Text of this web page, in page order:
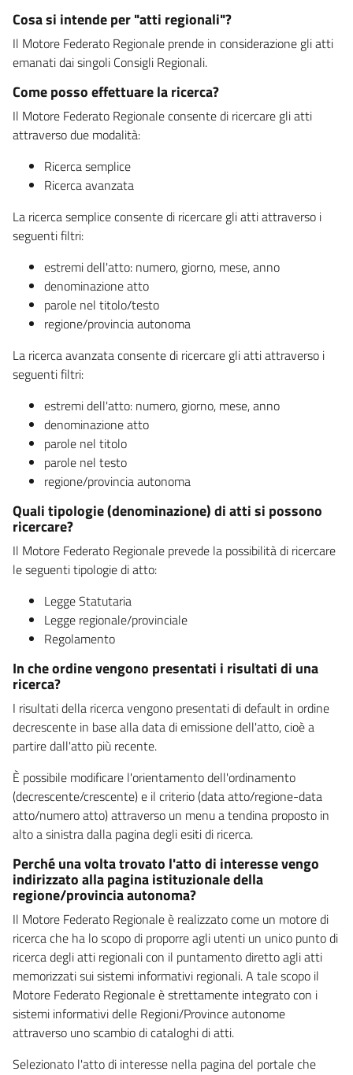
Cosa si intende per "atti regionali"?
Il Motore Federato Regionale prende in considerazione gli atti
emanati dai singoli Consigli Regionali.
Come posso effettuare la ricerca?
Il Motore Federato Regionale consente di ricercare gli atti
attraverso due modalità:
Ricerca semplice
Ricerca avanzata
La ricerca semplice consente di ricercare gli atti attraverso i
seguenti filtri:
estremi dell'atto: numero, giorno, mese, anno
denominazione atto
parole nel titolo/testo
regione/provincia autonoma
La ricerca avanzata consente di ricercare gli atti attraverso i
seguenti filtri:
estremi dell'atto: numero, giorno, mese, anno
denominazione atto
parole nel titolo
parole nel testo
regione/provincia autonoma
Quali tipologie (denominazione) di atti si possono
ricercare?
Il Motore Federato Regionale prevede la possibilità di ricercare
le seguenti tipologie di atto:
Legge Statutaria
Legge regionale/provinciale
Regolamento
In che ordine vengono presentati i risultati di una
ricerca?
I risultati della ricerca vengono presentati di default in ordine
decrescente in base alla data di emissione dell'atto, cioè a
partire dall'atto più recente.
È possibile modificare l'orientamento dell'ordinamento
(decrescente/crescente) e il criterio (data atto/regione-data
atto/numero atto) attraverso un menu a tendina proposto in
alto a sinistra dalla pagina degli esiti di ricerca.
Perché una volta trovato l'atto di interesse vengo
indirizzato alla pagina istituzionale della
regione/provincia autonoma?
Il Motore Federato Regionale è realizzato come un motore di
ricerca che ha lo scopo di proporre agli utenti un unico punto di
ricerca degli atti regionali con il puntamento diretto agli atti
memorizzati sui sistemi informativi regionali. A tale scopo il
Motore Federato Regionale è strettamente integrato con i
sistemi informativi delle Regioni/Province autonome
attraverso uno scambio di cataloghi di atti.
Selezionato l'atto di interesse nella pagina del portale che